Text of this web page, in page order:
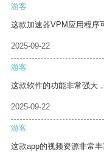
游客
这款加速器VPM应用程序
2025-09-22
游客
这款软件的功能非常强大
2025-09-22
游客
这款app的视频资源非常